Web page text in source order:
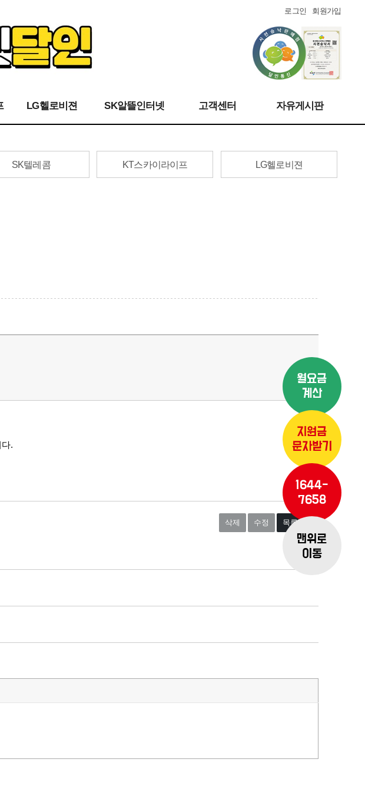
LG헬로비젼 SK알뜰인터넷 고객센터 자유게시판
로그인 회원가입
SK텔레콤 KT스카이라이프 LG헬로비젼
.
삭제 수정 목록보기
월요금
계산
지원금
문자받기
1644-
7658
맨위로
이동